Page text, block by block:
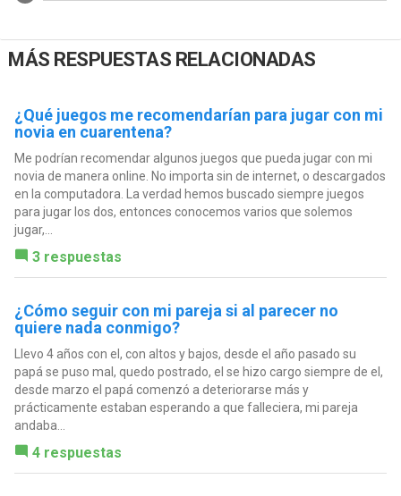
MÁS RESPUESTAS RELACIONADAS
¿Qué juegos me recomendarían para jugar con mi
novia en cuarentena?
Me podrían recomendar algunos juegos que pueda jugar con mi
novia de manera online. No importa sin de internet, o descargados
en la computadora. La verdad hemos buscado siempre juegos
para jugar los dos, entonces conocemos varios que solemos
jugar,...
3 respuestas
¿Cómo seguir con mi pareja si al parecer no
quiere nada conmigo?
Llevo 4 años con el, con altos y bajos, desde el año pasado su
papá se puso mal, quedo postrado, el se hizo cargo siempre de el,
desde marzo el papá comenzó a deteriorarse más y
prácticamente estaban esperando a que falleciera, mi pareja
andaba...
4 respuestas